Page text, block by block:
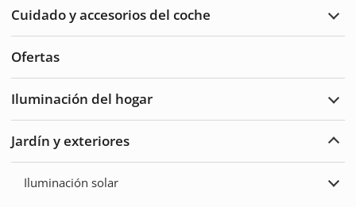
Cuidado y accesorios del coche
Ofertas
Iluminación del hogar
Jardín y exteriores
Iluminación solar